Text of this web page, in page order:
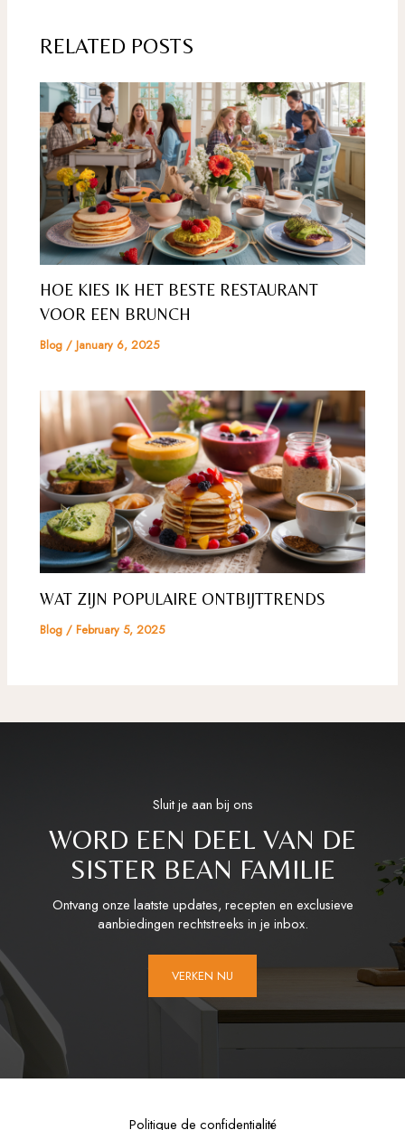
RELATED POSTS
HOE KIES IK HET BESTE RESTAURANT
VOOR EEN BRUNCH
Blog /January 6, 2025
WAT ZIJN POPULAIRE ONTBIJTTRENDS
Blog /February 5, 2025
Sluit je aan bij ons
WORD EEN DEEL VAN DE
SISTER BEAN FAMILIE
Ontvang onze laatste updates, recepten en exclusieve
aanbiedingen rechtstreeks in je inbox.
VERKEN NU
Politique de confidentialité